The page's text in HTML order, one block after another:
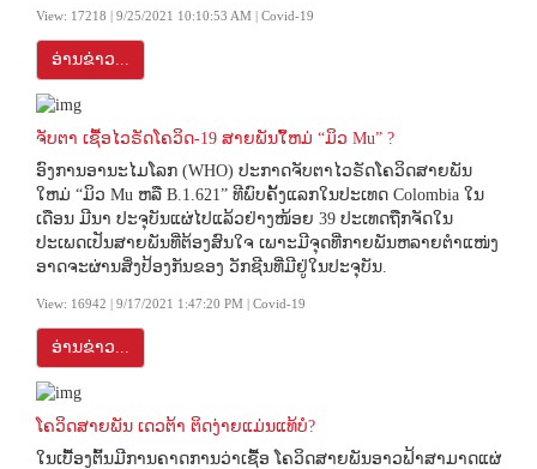
View: 17218 | 9/25/2021 10:10:53 AM | Covid-19
ອ່ານຂ່າວ...
ຈັບຕາ ເຊື້ອໄວຣັດໂຄວິດ-19 ສາຍພັນໃັຫມ່ “ມິວ Mu” ?
ອົງການອານະໄມໂລກ (WHO) ປະກາດຈັບຕາໄວຣັດໂຄວິດສາຍພັນ
ໃຫມ່ “ມິວ Mu ຫລື B.1.621” ທີພົບຄັ້ງແລກໃນປະເທດ Colombia ໃນ
ເດືອນ ມີນາ ປະຈຸບັນແຜ່ໄປແລ້ວຢ່າງໜ້ອຍ 39 ປະເທດຖືກຈັດໃນ
ປະເພດເປັນສາຍພັນທີ່ຕ້ອງສົນໃຈ ເພາະມີຈຸດທີ່ກາຍພັນຫລາຍຕຳແໜ່ງ
ອາດຈະຜ່ານສິ່ງປ້ອງກັນຂອງ ວັກຊີນທີ່ມີຢູ່ໃນປະຈຸບັນ.
View: 16942 | 9/17/2021 1:47:20 PM | Covid-19
ອ່ານຂ່າວ...
ໂຄວິດສາຍພັນ ເດວຕ້າ ຕິດງ່າຍແມ່ນແທ້ບໍ?
ໃນເບື້ອງຕົ້ນມີການຄາດການວ່າເຊື້ອ ໂຄວິດສາຍພັນອາວຟ້າສາມາດແຜ່